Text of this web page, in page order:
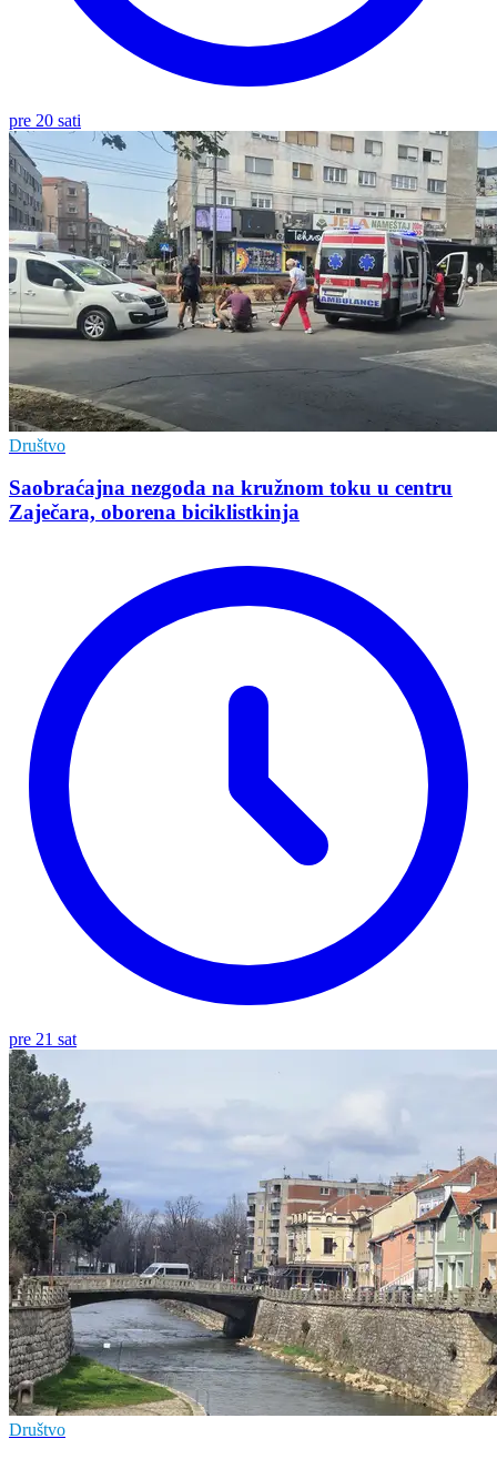
pre 20 sati
Društvo
Saobraćajna nezgoda na kružnom toku u centru
Zaječara, oborena biciklistkinja
pre 21 sat
Društvo